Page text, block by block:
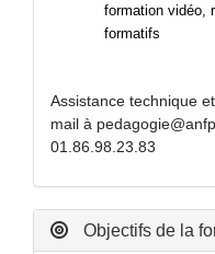
formation vidéo,
formatifs
Assistance technique
mail à
01.86.98.23.83
Objectifs de la